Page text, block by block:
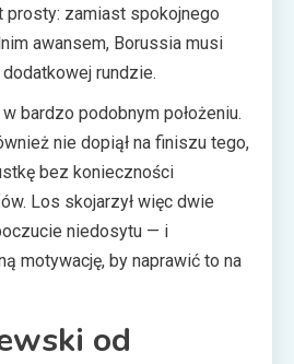
prosty: zamiast spokojnego
awansem, Borussia musi
rundzie.
bardzo podobnym położeniu.
nie dopiął na finiszu tego,
bez konieczności
Los skojarzył więc dwie
niedosytu — i
motywację, by naprawić to na
od